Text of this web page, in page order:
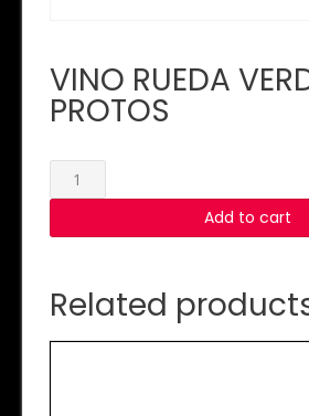
VINO RUEDA
PROTOS
VINO
RUEDA
PROTOS
Add to cart
Related